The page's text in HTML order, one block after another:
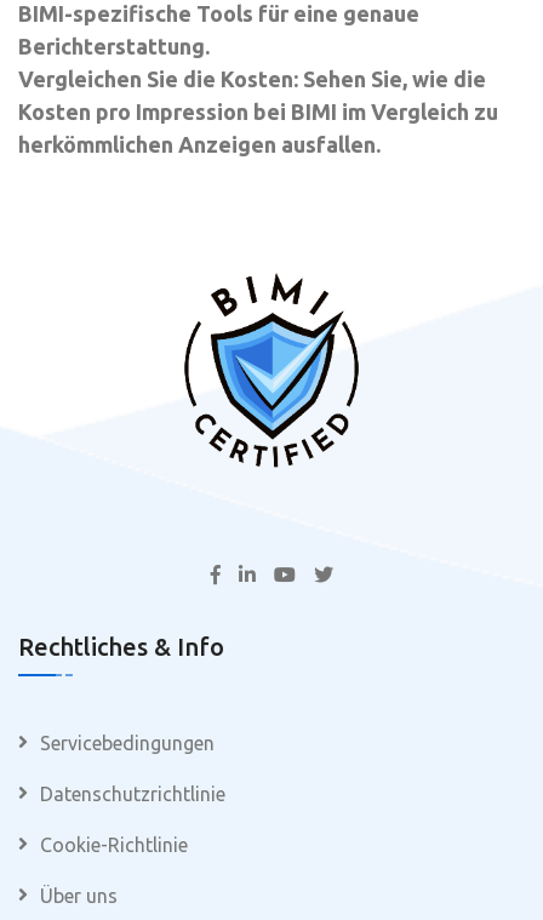
BIMI-spezifische Tools für eine genaue
Berichterstattung.
Vergleichen Sie die Kosten: Sehen Sie, wie die
Kosten pro Impression bei BIMI im Vergleich zu
herkömmlichen Anzeigen ausfallen.
Rechtliches & Info
Servicebedingungen
Datenschutzrichtlinie
Cookie-Richtlinie
Über uns